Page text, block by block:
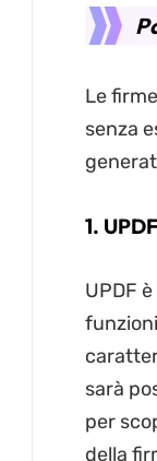
Le
senza
1. UPDF
UPDF
sarà
per
della